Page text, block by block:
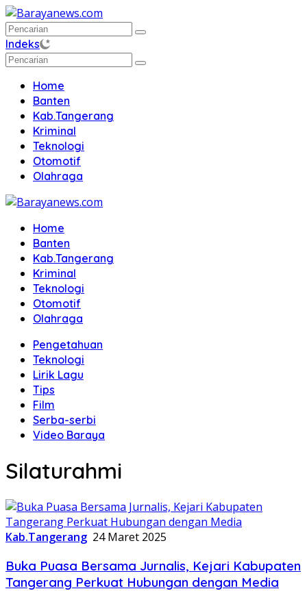
Langsung
ke
konten
Indeks
Home
Banten
Kab.Tangerang
Kriminal
Teknologi
Otomotif
Olahraga
Home
Banten
Kab.Tangerang
Kriminal
Teknologi
Otomotif
Olahraga
Pengetahuan
Teknologi
Lirik Lagu
Tips
Film
Serba-serbi
Video Baraya
Silaturahmi
Kab.Tangerang 24 Maret 2025
Buka Puasa Bersama Jurnalis, Kejari Kabupaten
Tangerang Perkuat Hubungan dengan Media